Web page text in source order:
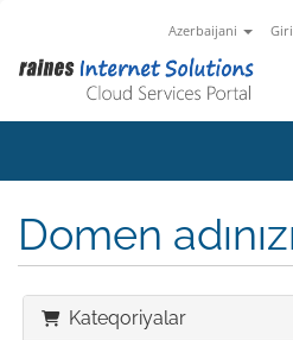
Azerbaijani
Domen
Kateqoriyalar